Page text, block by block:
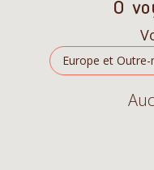
0
Europe et Outre-